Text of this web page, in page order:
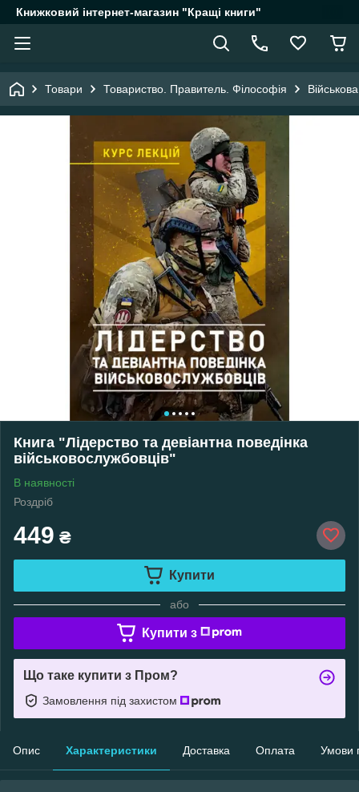
Книжковий інтернет-магазин "Кращі книги"
Товари Товариство. Правитель. Філософія
Книга "Лідерство та девіантна поведінка
військовослужбовців"
В наявності
Роздріб
449 ₴
Купити
або
Купити з
Що таке купити з Пром?
Замовлення під захистом
Опис Характеристики Доставка Оплата Умови